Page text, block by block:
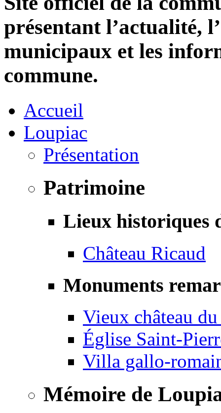
présentant l’actualité,
municipaux et les
commune.
Accueil
Loupiac
Présentation
Patrimoine
Lieux historiques
Château Ricaud
Monuments
Vieux château
Église Saint-
Villa gallo-
Mémoire de